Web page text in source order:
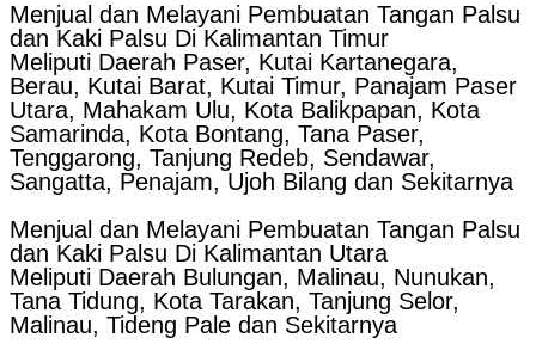
Menjual dan Melayani Pembuatan Tangan Palsu
dan Kaki Palsu Di Kalimantan Timur
Meliputi Daerah Paser, Kutai Kartanegara,
Berau, Kutai Barat, Kutai Timur, Panajam Paser
Utara, Mahakam Ulu, Kota Balikpapan, Kota
Samarinda, Kota Bontang, Tana Paser,
Tenggarong, Tanjung Redeb, Sendawar,
Sangatta, Penajam, Ujoh Bilang dan Sekitarnya
Menjual dan Melayani Pembuatan Tangan Palsu
dan Kaki Palsu Di Kalimantan Utara
Meliputi Daerah Bulungan, Malinau, Nunukan,
Tana Tidung, Kota Tarakan, Tanjung Selor,
Malinau, Tideng Pale dan Sekitarnya